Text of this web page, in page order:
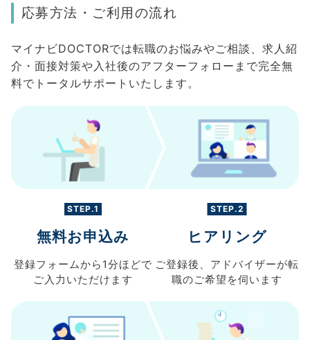
応募方法・ご利用の流れ
マイナビDOCTORでは転職のお悩みやご相談、求人紹
介・面接対策や入社後のアフターフォローまで完全無
料でトータルサポートいたします。
STEP.1
無料お申込み
登録フォームから 1分ほどで
ご入力 いただけます
STEP.2
ヒアリング
ご登録後、 アドバイザーが転
職のご希望を伺います